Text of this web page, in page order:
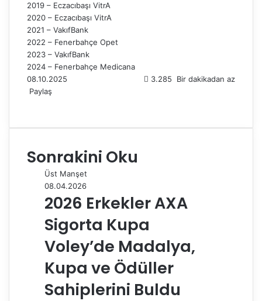
2019 – Eczacıbaşı VitrA
2020 – Eczacıbaşı VitrA
2021 – VakıfBank
2022 – Fenerbahçe Opet
2023 – VakıfBank
2024 – Fenerbahçe Medicana
08.10.2025
3.285
Bir dakikadan az
Paylaş
c
b
o
n
e
d
m
r
n
e
r
d
i
t
a
s
A
p
p
l
g
r
a
m
P
s
t
a
i
l
p
y
a
ş
z
ı
r
Sonrakini Oku
Üst Manşet
08.04.2026
2026 Erkekler AXA
Sigorta Kupa
Voley’de Madalya,
Kupa ve Ödüller
Sahiplerini Buldu